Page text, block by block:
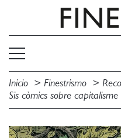
Inicio Finestrismo
Sis còmics sobre